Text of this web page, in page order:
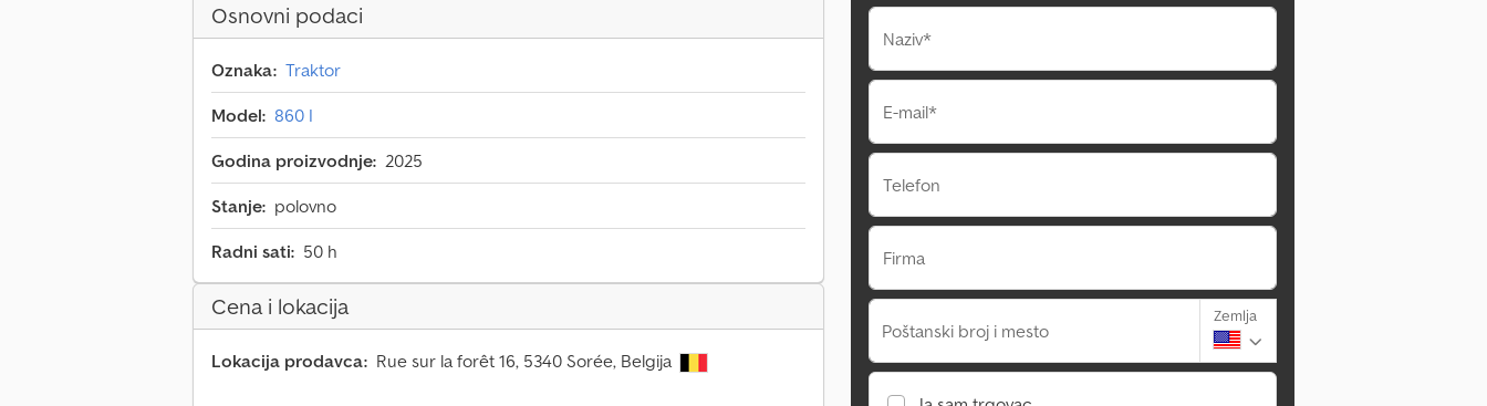
Osnovni podaci
Oznaka: Traktor
Model: 860 I
Godina proizvodnje: 2025
Stanje: polovno
Radni sati: 50 h
Cena i lokacija
Lokacija prodavca: Rue sur la forêt 16, 5340 Sorée, Belgija
Naziv*
E-mail*
Telefon
Firma
Poštanski broj i mesto
Zemlja